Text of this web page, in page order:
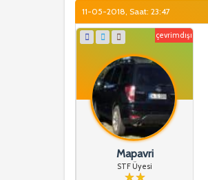
11-05-2018, Saat: 23:47
çevrimdışı
Mapavri
STF Üyesi